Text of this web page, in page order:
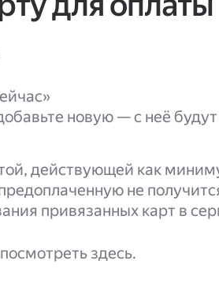
новую — с неё будут
действующей как
не
привязанных карт в
здесь.